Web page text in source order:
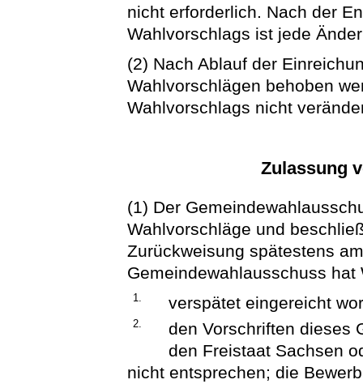
nicht erforderlich. Nach der
Wahlvorschlags ist jede
(2) Nach Ablauf der
Wahlvorschlägen behoben
Wahlvorschlags nicht
Zulassung
(1) Der
Wahlvorschläge und
Zurückweisung spätestens
Gemeindewahlausschuss
1. verspätet eingereicht
2.
den Vorschriften dieses
den Freistaat Sachsen
nicht entsprechen; die